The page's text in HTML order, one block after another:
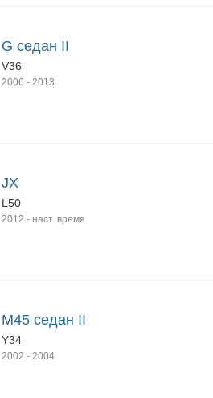
G седан II
V36
2006 - 2013
JX
L50
2012 - наст. время
M45 седан II
Y34
2002 - 2004